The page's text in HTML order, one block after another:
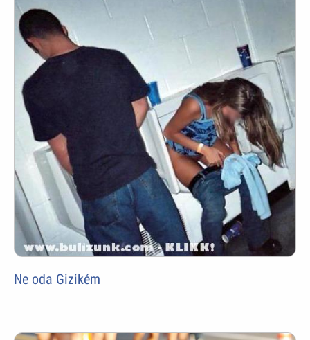
Ne oda Gizikém